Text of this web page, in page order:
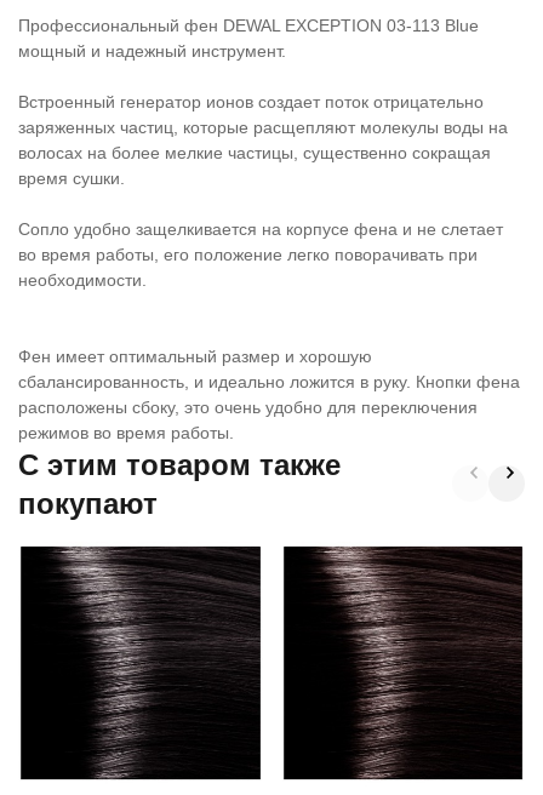
Профессиональный фен DEWAL EXCEPTION 03-113 Blue
мощный и надежный инструмент.
Встроенный генератор ионов создает поток отрицательно
заряженных частиц, которые расщепляют молекулы воды на
волосах на более мелкие частицы, существенно сокращая
время сушки.
Сопло удобно защелкивается на корпусе фена и не слетает
во время работы, его положение легко поворачивать при
необходимости.
Фен имеет оптимальный размер и хорошую
сбалансированность, и идеально ложится в руку. Кнопки фена
расположены сбоку, это очень удобно для переключения
режимов во время работы.
C этим товаром также
покупают